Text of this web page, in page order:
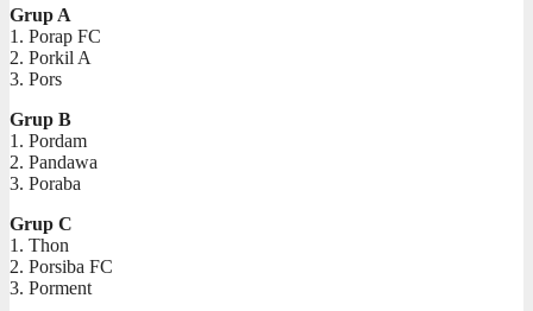
Grup A
1. Porap FC
2. Porkil A
3. Pors
Grup B
1. Pordam
2. Pandawa
3. Poraba
Grup C
1. Thon
2. Porsiba FC
3. Porment